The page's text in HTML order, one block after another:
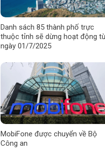
Danh sách 85 thành phố trực
thuộc tỉnh sẽ dừng hoạt động
ngày 01/7/2025
MobiFone được chuyển về Bộ
Công an